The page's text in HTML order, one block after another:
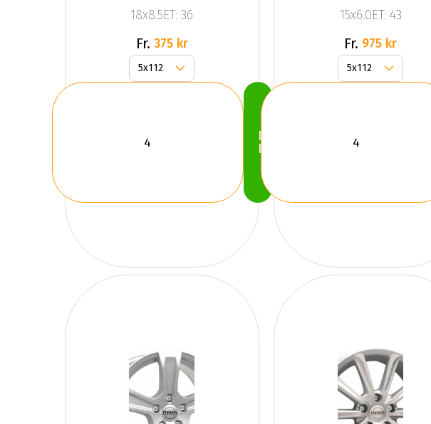
Matt
18x8.5ET: 36
Fr. 375 kr
Köp
Nu
15x6.0ET: 43
Fr. 975 kr